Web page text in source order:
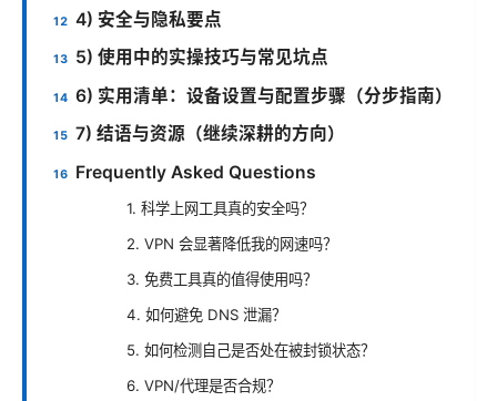
4) 安全与隐私要点
5) 使用中的实操技巧与常见坑点
6) 实用清单：设备设置与配置步骤（分步指南）
7) 结语与资源（继续深耕的方向）
Frequently Asked Questions
1. 科学上网工具真的安全吗？
2. VPN 会显著降低我的网速吗？
3. 免费工具真的值得使用吗？
4. 如何避免 DNS 泄漏？
5. 如何检测自己是否处在被封锁状态？
6. VPN/代理是否合规？